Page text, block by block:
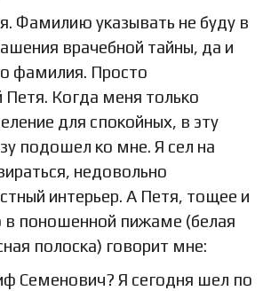
Фамилию указывать не буду в
врачебной тайны, да и
фамилия. Просто
Когда меня только
для спокойных, в эту
подошел ко мне. Я сел на
недовольно
интерьер. А Петя, тощее и
в поношенной пижаме (белая
полоска) говорит мне:
Семенович? Я сегодня шел по